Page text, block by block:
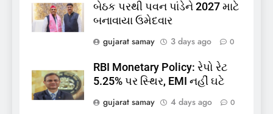
બેઠક પરથી પવન પાંડેને 2027 માટે
બનાવાયા ઉમેદવાર
gujarat samay
3 days ago 0
RBI Monetary Policy: રેપો રેટ
5.25% પર સ્થિર, EMI નહીં ઘટે
gujarat samay
4 days ago 0
કોડીનારના છારા દરિયાકાંઠે પાંચ
કિશોરો ડૂબ્યા, 3નો બચાવ, 2
લાપતા
GUJARAT TOP NEWS
6
પાસપોર્ટ વેરિફિકેશન માટે હવે
પોલીસ સ્ટેશનના ધક્કામાંથી